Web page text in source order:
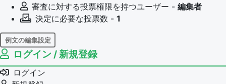
審査に対する投票権限を持つユーザー - 編集者
決定に必要な投票数 - 1
例文の編集設定
例文の編集権限を持つユーザー -
例文の編集を審査する
例文の削除を審査する
ログイン / 新規登録
ログイン